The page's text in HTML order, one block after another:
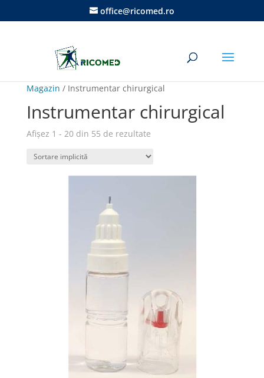
office@ricomed.ro
Magazin / Instrumentar chirurgical
Instrumentar chirurgical
Afișez 1 - 20 din 55 de rezultate